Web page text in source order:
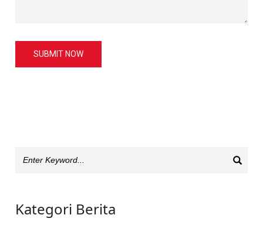
SUBMIT NOW
Kategori Berita